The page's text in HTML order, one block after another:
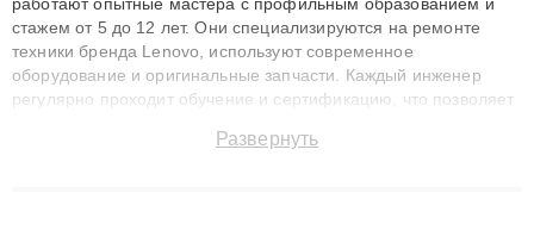
стажем от 5 до 12 лет. Они специализируются на ремонте
техники бренда Lenovo, используют современное
оборудование и оригинальные запчасти. Каждый инженер
регулярно проходит обучение и сертификацию, что позволяет
технику с сохранением гарантии до 3 лет. Наши мастера
Развернуть